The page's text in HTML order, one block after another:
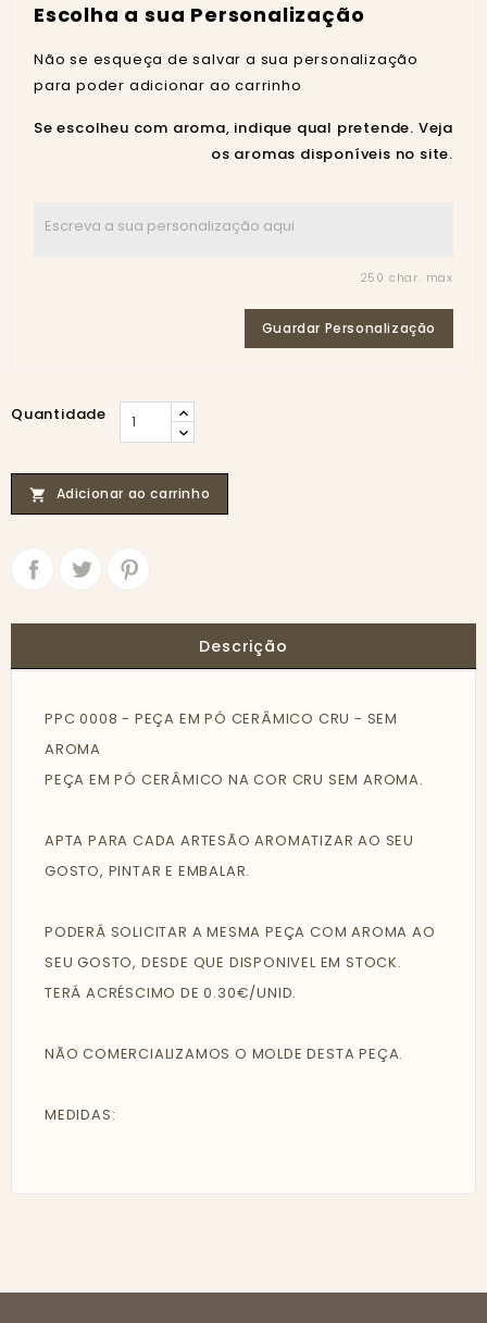
Escolha a sua Personalização
Não se esqueça de salvar a sua personalização
para poder adicionar ao carrinho
Se escolheu com aroma, indique qual pretende. Veja
os aromas disponíveis no site.
250 char. max
Guardar Personalização
Quantidade
 Adicionar ao carrinho
Descrição
PPC 0008 - PEÇA EM PÓ CERÂMICO CRU - SEM
AROMA
PEÇA EM PÓ CERÂMICO NA COR CRU SEM AROMA.
APTA PARA CADA ARTESÃO AROMATIZAR AO SEU
GOSTO, PINTAR E EMBALAR.
PODERÁ SOLICITAR A MESMA PEÇA COM AROMA AO
SEU GOSTO, DESDE QUE DISPONIVEL EM STOCK.
TERÁ ACRÉSCIMO DE 0.30€/UNID.
NÃO COMERCIALIZAMOS O MOLDE DESTA PEÇA.
MEDIDAS: